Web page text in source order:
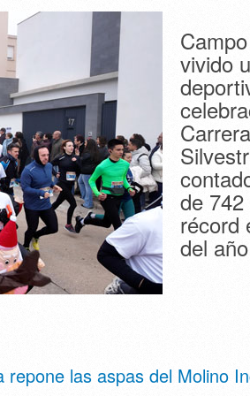
vivido
de
récord
del
las aspas del Molino